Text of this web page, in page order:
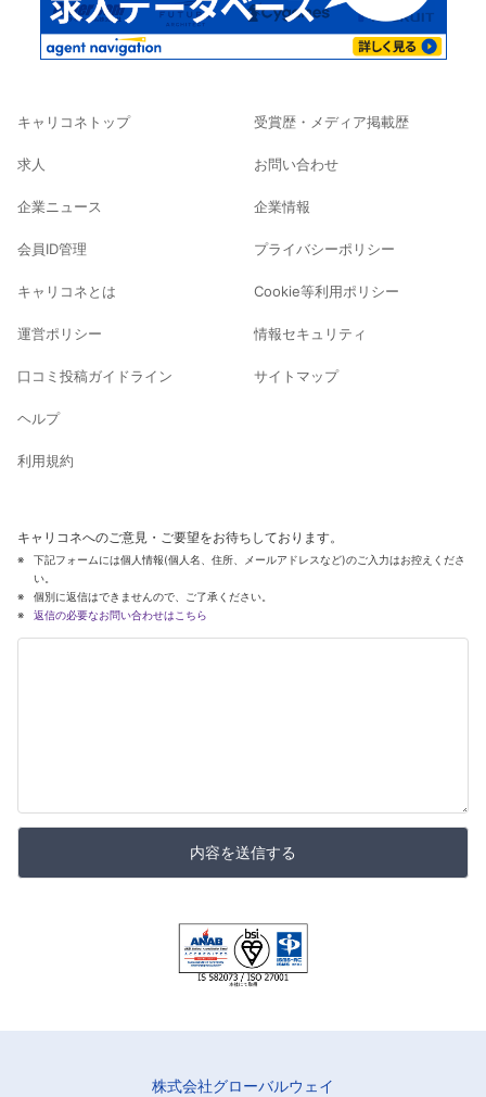
キャリコネトップ
求人
企業ニュース
会員ID管理
キャリコネとは
運営ポリシー
口コミ投稿ガイドライン
ヘルプ
利用規約
受賞歴・メディア掲載歴
お問い合わせ
企業情報
プライバシーポリシー
Cookie等利用ポリシー
情報セキュリティ
サイトマップ
キャリコネへのご意見・ご要望をお待ちしております。
下記フォームには個人情報(個人名、住所、メールアドレスなど)のご入力はお控えくださ
い。
個別に返信はできませんので、ご了承ください。
返信の必要なお問い合わせはこちら
内容を送信する
株式会社グローバルウェイ